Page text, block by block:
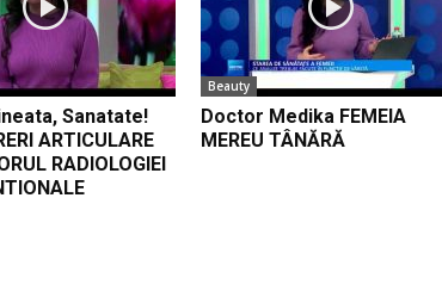
Sanatate!
ARTICULARE
RADIOLOGIEI
Beauty
Doctor Medika FEMEIA
MEREU TÂNĂRĂ